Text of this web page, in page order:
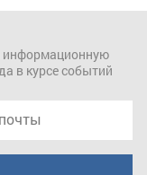
информационную
в курсе событий